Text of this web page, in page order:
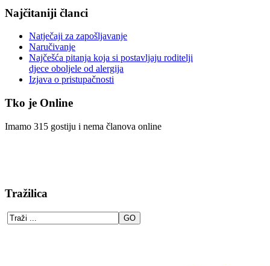
Najčitaniji članci
Natječaji za zapošljavanje
Naručivanje
Najčešća pitanja koja si postavljaju roditelji
djece oboljele od alergija
Izjava o pristupačnosti
Tko je Online
Imamo 315 gostiju i nema članova online
Tražilica